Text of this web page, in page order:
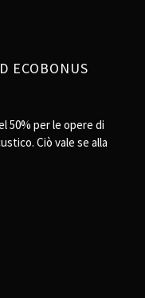
ECOBONUS
50% per le opere di
Ciò vale se alla